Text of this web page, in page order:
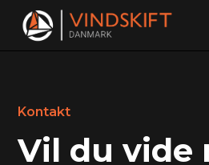
Kontakt
Vil du vide